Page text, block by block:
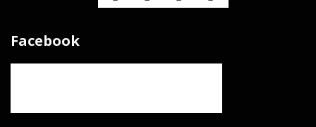
Facebook